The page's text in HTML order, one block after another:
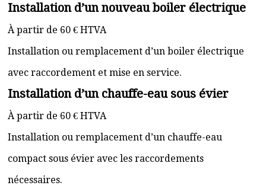
Installation d’un nouveau boiler électrique
À partir de 60 € HTVA
Installation ou remplacement d’un boiler électrique
avec raccordement et mise en service.
Installation d’un chauffe-eau sous évier
À partir de 60 € HTVA
Installation ou remplacement d’un chauffe-eau
compact sous évier avec les raccordements
nécessaires.